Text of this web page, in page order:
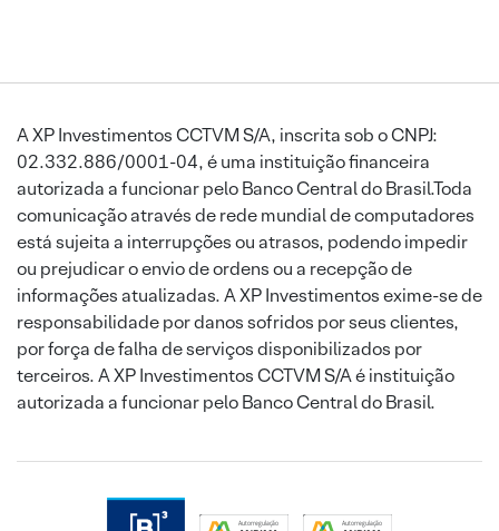
A XP Investimentos CCTVM S/A, inscrita sob o CNPJ:
02.332.886/0001-04, é uma instituição financeira
autorizada a funcionar pelo Banco Central do Brasil.Toda
comunicação através de rede mundial de computadores
está sujeita a interrupções ou atrasos, podendo impedir
ou prejudicar o envio de ordens ou a recepção de
informações atualizadas. A XP Investimentos exime-se de
responsabilidade por danos sofridos por seus clientes,
por força de falha de serviços disponibilizados por
terceiros. A XP Investimentos CCTVM S/A é instituição
autorizada a funcionar pelo Banco Central do Brasil.